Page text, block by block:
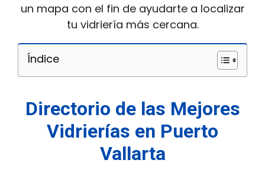
un mapa con el fin de ayudarte a localizar
tu vidriería más cercana.
Índice
Directorio de las Mejores
Vidrierías en Puerto
Vallarta